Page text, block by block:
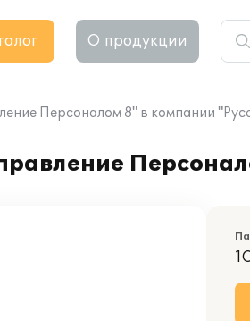
О продукции
Персоналом 8" в компании